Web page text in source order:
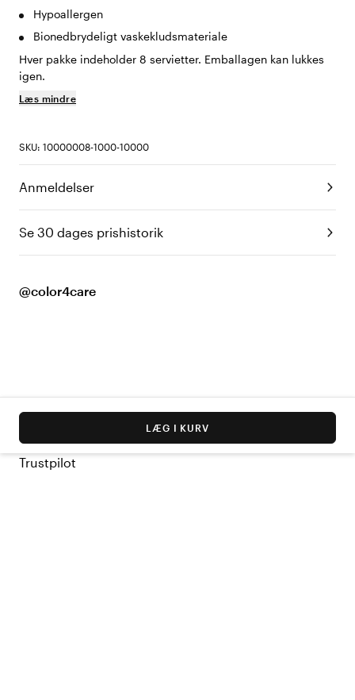
Hypoallergen
Bionedbrydeligt vaskekludsmateriale
Hver pakke indeholder 8 servietter. Emballagen kan lukkes
igen.
Læs mindre
SKU: 10000008-1000-10000
Anmeldelser
Se 30 dages prishistorik
@color4care
LÆG I KURV
Trustpilot